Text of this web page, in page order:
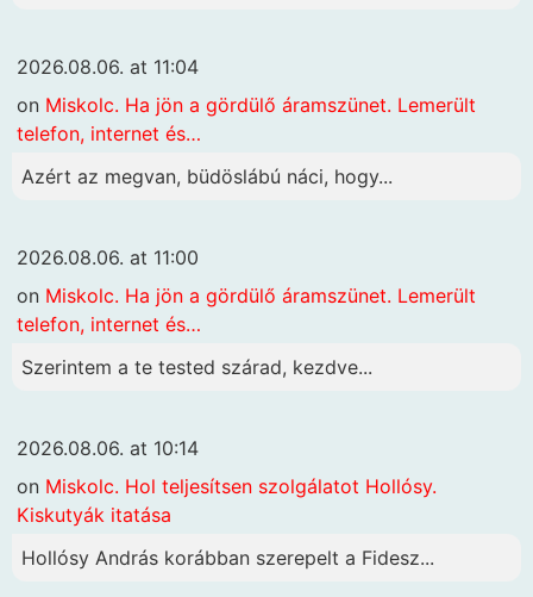
2026.08.06. at 11:04
on Miskolc. Ha jön a gördülő áramszünet. Lemerült
telefon, internet és…
Azért az megvan, büdöslábú náci, hogy...
2026.08.06. at 11:00
on Miskolc. Ha jön a gördülő áramszünet. Lemerült
telefon, internet és…
Szerintem a te tested szárad, kezdve...
2026.08.06. at 10:14
on Miskolc. Hol teljesítsen szolgálatot Hollósy.
Kiskutyák itatása
Hollósy András korábban szerepelt a Fidesz...